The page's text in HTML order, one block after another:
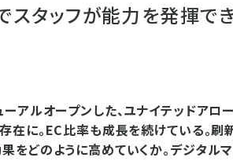
スタッフが能力を発揮で
アルオープンした、ユナイテッドアロ
在に。EC比率も成長を続けている。刷
をどのように高めていくか。デジタル